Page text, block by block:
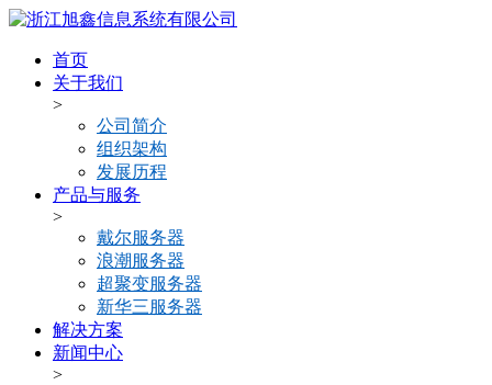
首页
关于我们
>
公司简介
组织架构
发展历程
产品与服务
>
戴尔服务器
浪潮服务器
超聚变服务器
新华三服务器
解决方案
新闻中心
>